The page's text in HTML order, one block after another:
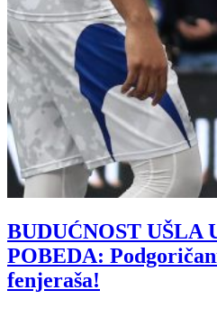
BUDUĆNOST UŠLA
POBEDA:
fenjeraša!